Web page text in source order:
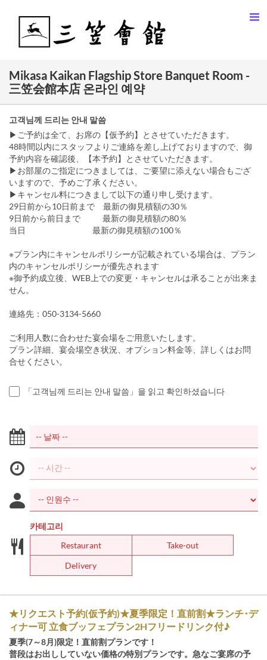
Mikasa Kaikan Flagship Store Banquet Room -
三笠会館本店 온라인 예약
고객님께 드리는 안내 말씀
▶ご予約は全て、お席の【仮予約】とさせていただきます。
48時間以内にスタッフよりご連絡を差し上げておりますので、御
予約内容を確認後、【本予約】とさせていただきます。
▶お部屋のご指定につきましては、ご要望に添えない場合もござ
いますので、予めご了承ください。
▶キャンセル料につきまして以下の通り申し受けます。
29日前から10日前まで 最新の御見積額の30％
9日前から前日まで 最新の御見積額の80％
当日 最新の御見積額の100％
※プラン内にキャンセルポリシーが記載されている場合は、プラン
内のキャンセルポリシーが優先されます
※御予約成立後、WEB上での変更・キャンセルは承ることが出来ま
せん。
連絡先：050-3134-5660
ご利用人数に合わせた宴会場をご用意いたします。
プラン詳細、宴会場空き状況、オプション料金等、詳しくはお問
合せください。
「고객님께 드리는 안내 말씀」을 읽고 확인하셨습니다
카테고리
Restaurant
Take-out
Delivery
★リクエスト予約(仮予約)★夏季限定！直前割★ランチ･デ
ィナー可 立食ブッフェプラン2Hフリードリンク付♪
夏季(7～8月)限定！直前割プランです！
普段はお出ししていない価格の特別プランです。急なご宴席の予